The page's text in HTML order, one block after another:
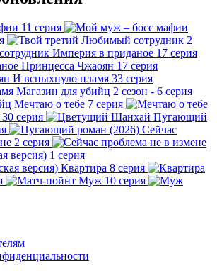
11 серия
Любимый сотрудник 2
Империя в приданое 17 серия
Принцесса Чжаоян 17 серия
И вспыхнуло пламя 33 серия
Магазин для убийц 2 сезон - 6 серия
Мечтаю о тебе 7 серия
30 серия
Пугающий
Сейчас
2 серия
версия) 1 серия
Квартира 8 серия
Муж 10 серия